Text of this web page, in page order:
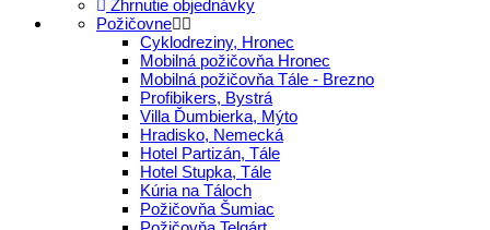
Zhrnutie objednávky
Požičovne
Cyklodreziny, Hronec
Mobilná požičovňa Hronec
Mobilná požičovňa Tále - Brezno
Profibikers, Bystrá
Villa Ďumbierka, Mýto
Hradisko, Nemecká
Hotel Partizán, Tále
Hotel Stupka, Tále
Kúria na Táloch
Požičovňa Šumiac